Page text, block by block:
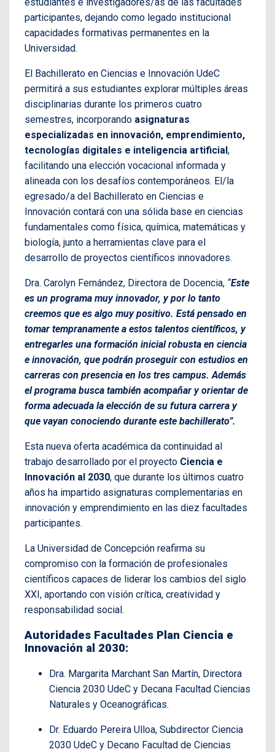
participantes, dejando como legado institucional
capacidades formativas permanentes en la
Universidad.
El Bachillerato en Ciencias e Innovación UdeC
permitirá a sus estudiantes explorar múltiples áreas
disciplinarias durante los primeros cuatro
semestres, incorporando asignaturas
especializadas en innovación, emprendimiento,
tecnologías digitales e inteligencia artificial,
facilitando una elección vocacional informada y
alineada con los desafíos contemporáneos. El/la
egresado/a del Bachillerato en Ciencias e
Innovación contará con una sólida base en ciencias
fundamentales como física, química, matemáticas y
biología, junto a herramientas clave para el
desarrollo de proyectos científicos innovadores.
Dra. Carolyn Fernández, Directora de Docencia, “Este
es un programa muy innovador, y por lo tanto
creemos que es algo muy positivo. Está pensado en
tomar tempranamente a estos talentos científicos, y
entregarles una formación inicial robusta en ciencia
e innovación, que podrán proseguir con estudios en
carreras con presencia en los tres campus. Además
el programa busca también acompañar y orientar de
forma adecuada la elección de su futura carrera y
que vayan conociendo durante este bachillerato”.
Esta nueva oferta académica da continuidad al
trabajo desarrollado por el proyecto Ciencia e
Innovación al 2030, que durante los últimos cuatro
años ha impartido asignaturas complementarias en
innovación y emprendimiento en las diez facultades
participantes.
La Universidad de Concepción reafirma su
compromiso con la formación de profesionales
científicos capaces de liderar los cambios del siglo
XXI, aportando con visión crítica, creatividad y
responsabilidad social.
Autoridades Facultades Plan Ciencia e
Innovación al 2030:
Dra. Margarita Marchant San Martín, Directora
Ciencia 2030 UdeC y Decana Facultad Ciencias
Naturales y Oceanográficas.
Dr. Eduardo Pereira Ulloa, Subdirector Ciencia
2030 UdeC y Decano Facultad de Ciencias